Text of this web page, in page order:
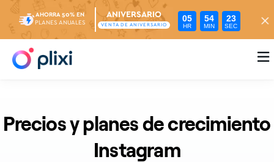
AHORRA 50% EN
PLANES ANUALES
ANIVERSARIO
VENTA DE ANIVERSARIO
05
HR
54
MIN
22
SEC

Precios y planes de crecimiento
Instagram